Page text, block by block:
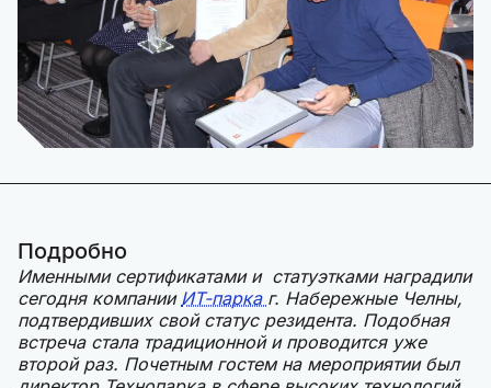
Подробно
Именными сертификатами и статуэтками наградили
сегодня компании ИТ-парка г. Набережные Челны,
подтвердивших свой статус резидента. Подобная
встреча стала традиционной и проводится уже
второй раз. Почетным гостем на мероприятии был